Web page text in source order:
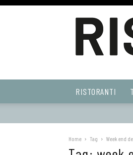
Web
RISTORANTI
Home Tag Week end